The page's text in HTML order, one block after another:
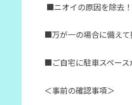
■ニオイの原因を除去
■万が一の場合に備えて
■ご自宅に駐車スペース
＜事前の確認事項＞